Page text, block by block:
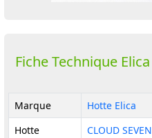
Fiche Technique
Marque
Hotte Elica
Hotte
CLOUD